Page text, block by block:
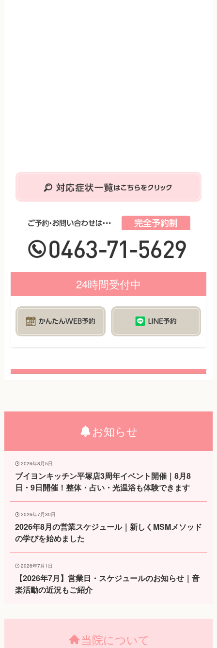
24時間受付中
お知らせ
2026年8月5日
ブイヨンキッチン平塚店3周年イベント開催｜8月8
日・9日開催！整体・占い・光温浴も体験できます
2026年7月30日
2026年8月の営業スケジュール｜新しくMSMメソッド
の学びを始めました
2026年7月1日
【2026年7月】営業日・スケジュールのお知らせ｜音
楽活動の近況もご紹介
当院について